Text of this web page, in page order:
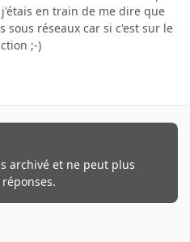
en train de me dire que
sous réseaux car si c'est sur le
;-)
archivé et ne peut plus